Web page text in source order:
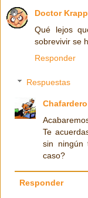
Doctor Krapp
Qué lejos
sobrevivir se
Responder
Respuestas
Chafardero
Te
sin ningún
caso?
Responder